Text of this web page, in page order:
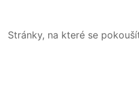
Stránky, na které se